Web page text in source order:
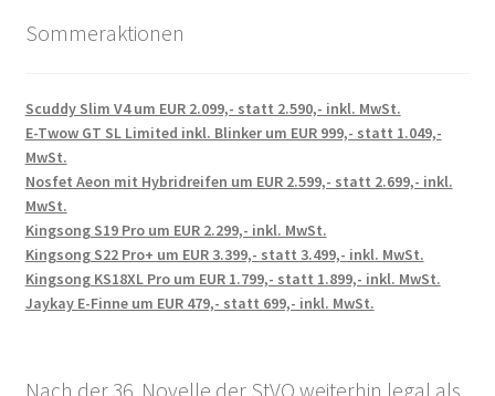
Sommeraktionen
Scuddy Slim V4 um EUR 2.099,- statt 2.590,- inkl. MwSt.
E-Twow GT SL Limited inkl. Blinker um EUR 999,- statt 1.049,-
MwSt.
Nosfet Aeon mit Hybridreifen um EUR 2.599,- statt 2.699,- inkl.
MwSt.
Kingsong S19 Pro um EUR 2.299,- inkl. MwSt.
Kingsong S22 Pro+ um EUR 3.399,- statt 3.499,- inkl. MwSt.
Kingsong KS18XL Pro um EUR 1.799,- statt 1.899,- inkl. MwSt.
Jaykay E-Finne um EUR 479,- statt 699,- inkl. MwSt.
Nach der 36. Novelle der StVO weiterhin legal als